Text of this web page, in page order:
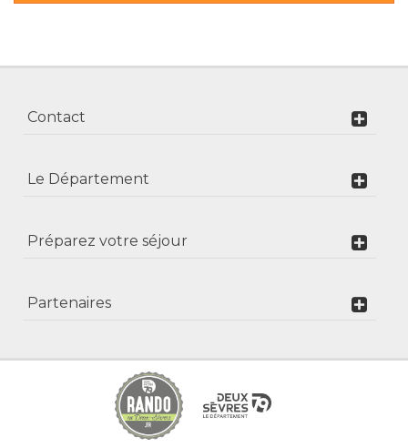
Contact
Le Département
Préparez votre séjour
Partenaires